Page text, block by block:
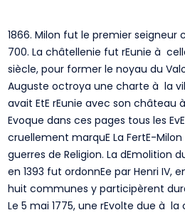
1866. Milon fut le premier seigneur
700. La châtellenie fut rEunie à
siècle, pour former le noyau du
Auguste octroya une charte à la
avait EtE rEunie avec son château
Evoque dans ces pages tous les
cruellement marquE La FertE-Milon
guerres de Religion. La dEmolition
en 1393 fut ordonnEe par Henri IV,
huit communes y participèrent
Le 5 mai 1775, une rEvolte due à la